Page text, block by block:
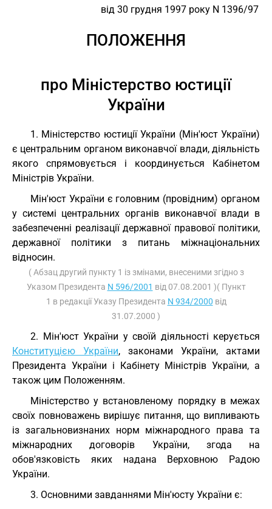
від 30 грудня 1997 року N 1396/97
ПОЛОЖЕННЯ
про Міністерство юстиції
України
1. Міністерство юстиції України (Мін'юст України)
є центральним органом виконавчої влади, діяльність
якого спрямовується і координується Кабінетом
Міністрів України.
Мін'юст України є головним (провідним) органом
у системі центральних органів виконавчої влади в
забезпеченні реалізації державної правової політики,
державної політики з питань міжнаціональних
відносин.
( Абзац другий пункту 1 із змінами, внесеними згідно з
Указом Президента N 596/2001 від 07.08.2001 )( Пункт
1 в редакції Указу Президента N 934/2000 від
31.07.2000 )
2. Мін'юст України у своїй діяльності керується
Конституцією України, законами України, актами
Президента України і Кабінету Міністрів України, а
також цим Положенням.
Міністерство у встановленому порядку в межах
своїх повноважень вирішує питання, що випливають
із загальновизнаних норм міжнародного права та
міжнародних договорів України, згода на
обов'язковість яких надана Верховною Радою
України.
3. Основними завданнями Мін'юсту України є: